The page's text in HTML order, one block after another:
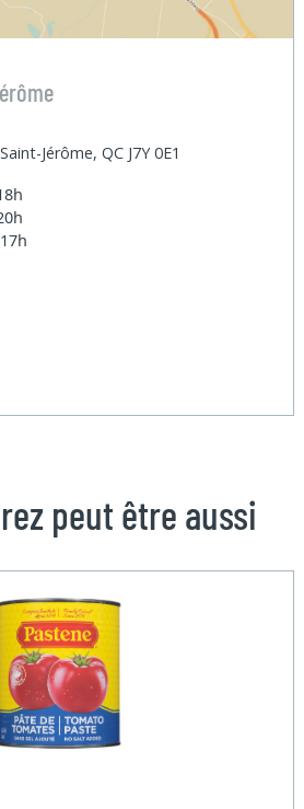
Jérôme, QC J7Y 0E1
peut être aussi